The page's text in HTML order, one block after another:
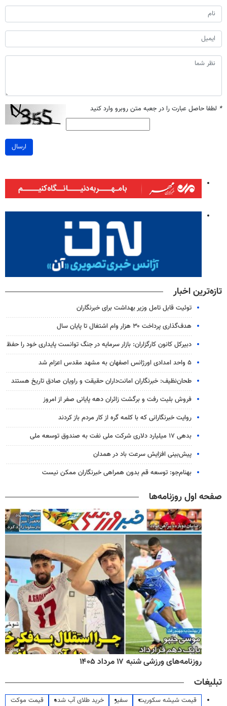
* لطفا حاصل عبارت را در جعبه متن روبرو وارد کنید
ارسال
تازه‌ترین اخبار
توئیت قابل تامل وزیر بهداشت برای خبرنگاران
هدف‌گذاری پرداخت ۳۰ هزار وام اشتغال تا پایان سال
دبیرکل کانون کارگزاران: بازار سرمایه در جنگ توانست پایداری خود را حفظ
۵ واحد امدادی اورژانس اصفهان به مشهد مقدس اعزام شد
طحان‌نظیف: خبرنگاران امانت‌داران حقیقت و راویان صادق تاریخ‌ هستند
فروش بلیت رفت و برگشت زائران دهه پایانی صفر از امروز
روایت خبرنگارانی که با کلمه گره از کار مردم باز کردند
بدهی ۱۷ میلیارد دلاری شرکت ملی نفت به صندوق توسعه ملی
پیش‌بینی افزایش سرعت باد در همدان
بهنام‌جو: توسعه قم بدون همراهی خبرنگاران ممکن نیست
صفحه اول روزنامه‌ها
روزنامه‌های ورزشی شنبه ۱۷ مرداد ۱۴۰۵
تبلیغات
قیمت شیشه سکوریت سفیر خرید طلای آب شده
قیمت موکت